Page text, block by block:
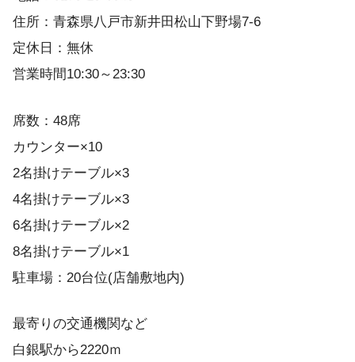
住所：青森県八戸市新井田松山下野場7-6
定休日：無休
営業時間10:30～23:30
席数：48席
カウンター×10
2名掛けテーブル×3
4名掛けテーブル×3
6名掛けテーブル×2
8名掛けテーブル×1
駐車場：20台位(店舗敷地内)
最寄りの交通機関など
白銀駅から2220ｍ